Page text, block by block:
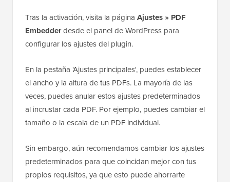
Tras la activación, visita la página Ajustes» PDF
Embedderdesde el panel de WordPress para
configurar los ajustes del plugin.
En la pestaña 'Ajustes principales', puedes establecer
el ancho y la altura de tus PDFs. La mayoría de las
veces, puedes anular estos ajustes predeterminados
al incrustar cada PDF. Por ejemplo, puedes cambiar el
tamaño o la escala de un PDF individual.
Sin embargo, aún recomendamos cambiar los ajustes
predeterminados para que coincidan mejor con tus
propios requisitos, ya que esto puede ahorrarte